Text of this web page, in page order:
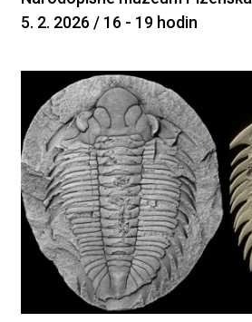
5. 2. 2026 / 16 - 19 hodin